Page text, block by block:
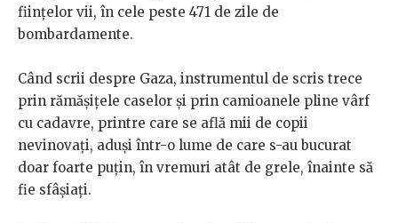
ființelor vii, în cele peste 471 de zile de
bombardamente.
Când scrii despre Gaza, instrumentul de scris trece
prin rămășițele caselor și prin camioanele pline vârf
cu cadavre, printre care se află mii de copii
nevinovați, aduși într-o lume de care s-au bucurat
doar foarte puțin, în vremuri atât de grele, înainte să
fie sfâșiați.